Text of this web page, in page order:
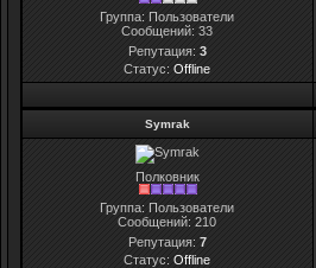
Группа: Пользователи
Сообщений:33
Репутация: 3
Статус:Offline
Symrak
Полковник
Группа: Пользователи
Сообщений:210
Репутация: 7
Статус:Offline